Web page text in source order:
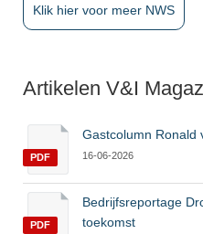
Klik hier voor meer NWS
Artikelen V&I
PDF
Gastcolumn Ronald
16-06-2026
PDF
Bedrijfsreportage
toekomst